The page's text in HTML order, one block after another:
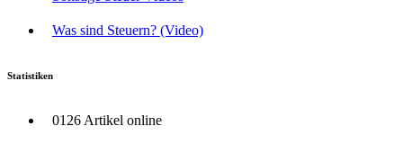
Was sind Steuern? (Video)
Statistiken
0126 Artikel online